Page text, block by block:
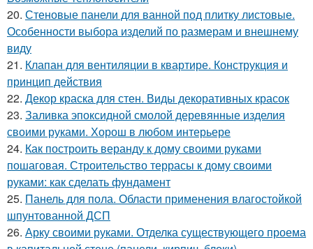
20. Стеновые панели для ванной под плитку листовые.
Особенности выбора изделий по размерам и внешнему
виду
21. Клапан для вентиляции в квартире. Конструкция и
принцип действия
22. Декор краска для стен. Виды декоративных красок
23. Заливка эпоксидной смолой деревянные изделия
своими руками. Хорош в любом интерьере
24. Как построить веранду к дому своими руками
пошаговая. Строительство террасы к дому своими
руками: как сделать фундамент
25. Панель для пола. Области применения влагостойкой
шпунтованной ДСП
26. Арку своими руками. Отделка существующего проема